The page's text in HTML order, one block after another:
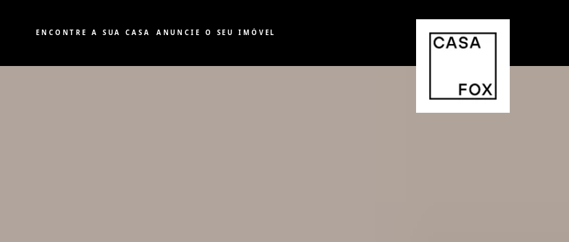
ENCONTRE A SUA CASA ANUNCIE O SEU IMÓVEL